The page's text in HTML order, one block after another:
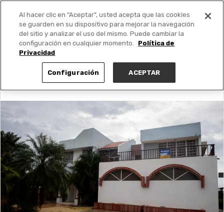
PUBLICA GRATIS +
Al hacer clic en “Aceptar”, usted acepta que las cookies
se guarden en su dispositivo para mejorar la navegación
del sitio y analizar el uso del mismo. Puede cambiar la
configuración en cualquier momento.
Política de
Privacidad
Configuración ACEPTAR